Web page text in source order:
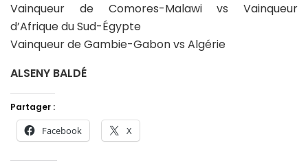
Vainqueur de Comores-Malawi vs Vainqueur
d’Afrique du Sud-Égypte
Vainqueur de Gambie-Gabon vs Algérie
ALSENY BALDÉ
Partager :
Facebook X